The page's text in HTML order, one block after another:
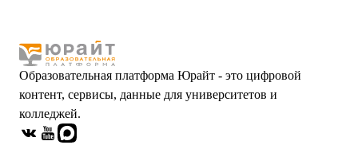
Образовательная платформа Юрайт - это цифровой
контент, сервисы, данные для университетов и
колледжей.